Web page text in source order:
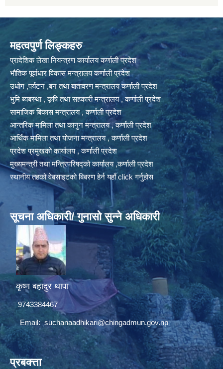
महत्वपुर्ण लिङ्कहरु
प्रादेशिक लेखा नियन्त्रण कार्यालय कर्णाली प्रदेश
भौतिक पूर्वाधार विकास मन्त्रालय कर्णाली प्रदेश
उधोग ,पर्यटन ,बन तथा बातावरण मन्त्रालय कर्णाली प्रदेश
भुमि ब्यबस्था , कृषि तथा सहकारी मन्त्रालय , कर्णाली प्रदेश
सामाजिक बिकास मन्त्रालय , कर्णाली प्रदेश
आन्तरिक मामिला तथा कानुन मन्त्रालय , कर्णाली प्रदेश
आर्थिक मामिला तथा योजना मन्त्रालय , कर्णाली प्रदेश
प्रदेश प्रमुखको कार्यालय , कर्णाली प्रदेश
मुख्यमन्त्री तथा मन्त्रिपरिषद्को कार्यालय ,कर्णाली प्रदेश
स्थानीय तहको वेबसाइटको बिबरण हेर्न यहाँ click गर्नुहोस
सूचना अधिकारी/ गुनासो सुन्ने अधिकारी
कृष्ण बहादुर थापा
9743384467
Email:suchanaadhikari@chingadmun.gov.np
प्रबक्त्ता